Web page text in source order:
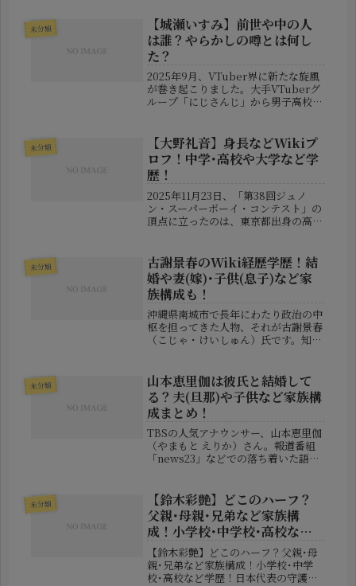
れ、身体能力の高さと機動力のあるプ
レーが特徴です。1999年4月1...
未分類
【城瀬いすみ】前世や中の人
は誰？やらかしの噂とは何し
た？
2025年9月、VTuber界に新たな旋風
が巻き起こりました。大手VTuberグ
ループ「にじさんじ」から男子高校生
注目を集めているのが、城瀬いすみさ
んです。透明感のある歌声...
未分類
【大野礼音】身長などWikiプ
ロフ！中学･高校や大学など学
歴！
2025年11月23日、「第38回ジュノ
ン・スーパーボーイ・コンテスト」の
頂点に立ったのは、東京都出身の高校
から、激戦を勝ち抜いてグランプリに
輝いた彼は、将来が非常...
未分類
古謝景春のWiki経歴学歴！結
婚や妻(嫁)･子供(息子)など家
族構成も！
沖縄県南城市で長年にわたり政治の中
枢を担ってきた人物、それが古謝景春
（こじゃ・けいしゅん）氏です。知念
い政治歴を持つ彼は、地元住民からの
信頼も厚く、まさに「沖縄を代表する
地...
未分類
山本恵里伽は彼氏と結婚して
る？夫(旦那)や子供など家族構
成まとめ！
TBSの人気アナウンサー、山本恵里伽
（やまもと えりか）さん。報道番組
「news23」などでの落ち着いた語り
に関して、「結婚してるの？」「彼氏
は誰？」「子供はいるの？」とい...
未分類
【鈴木彩艶】どこのハーフ？
父親･母親･兄弟など家族構
成！小学校･中学校･高校など
学歴！
【鈴木彩艶】どこのハーフ？父親･母
親･兄弟など家族構成！小学校･中学
校･高校など学歴！日本代表の守護神